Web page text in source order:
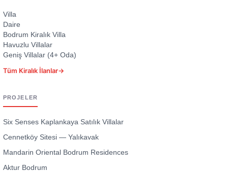
Villa
Daire
Bodrum Kiralık Villa
Havuzlu Villalar
Geniş Villalar (4+ Oda)
Tüm Kiralık İlanlar→
PROJELER
Six Senses Kaplankaya Satılık Villalar
Cennetköy Sitesi — Yalıkavak
Mandarin Oriental Bodrum Residences
Aktur Bodrum